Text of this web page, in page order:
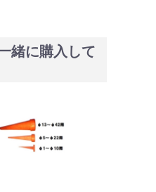
緒に購入して